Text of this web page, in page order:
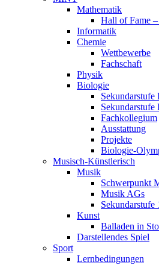
Mathematik
Hall of Fame
Informatik
Chemie
Wettbewerbe
Fachschaft
Physik
Biologie
Sekundarstufe
Sekundarstufe
Fachkollegium
Ausstattung
Projekte
Biologie-
Musisch-Künstlerisch
Musik
Schwerpunkt
Musik AGs
Sekundarstufe
Kunst
Balladen in
Darstellendes Spiel
Sport
Lernbedingungen